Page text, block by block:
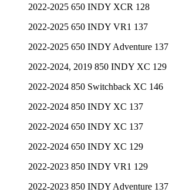
2022-2025 650 INDY XCR 128
2022-2025 650 INDY VR1 137
2022-2025 650 INDY Adventure 137
2022-2024, 2019 850 INDY XC 129
2022-2024 850 Switchback XC 146
2022-2024 850 INDY XC 137
2022-2024 650 INDY XC 137
2022-2024 650 INDY XC 129
2022-2023 850 INDY VR1 129
2022-2023 850 INDY Adventure 137